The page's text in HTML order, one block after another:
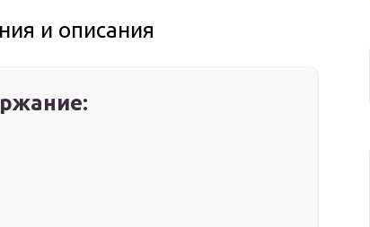
и описания